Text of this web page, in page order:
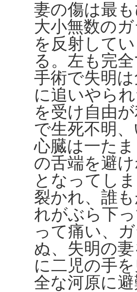
妻の傷は最
大小無数の
を反射して
る。左も完
手術で失明
に追いやら
を受け自由
で生死不明
心臓は一た
の舌端を避
となってし
裂かれ、誰
れがぶら下
って痛い、
ぬ、失明の
に二児の手
全な河原に避